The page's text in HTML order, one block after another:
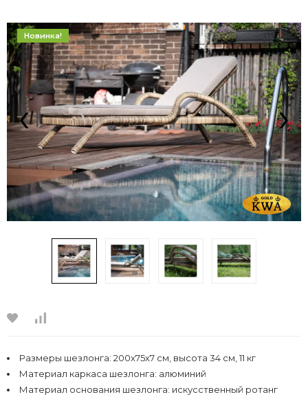
Новинка!
‹ ›
Размеры шезлонга: 200х75х7 см, высота 34 см, 11 кг
Материал каркаса шезлонга: алюминий
Материал основания шезлонга: искусственный ротанг